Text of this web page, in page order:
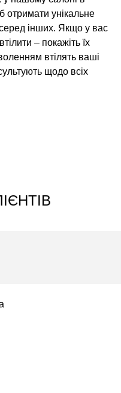
отримати унікальне
інших. Якщо у вас
– покажіть їх
втілять ваші
щодо всіх